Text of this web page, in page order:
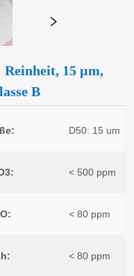
15 µm,
B